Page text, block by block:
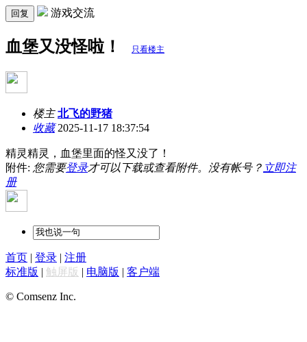
回复 游戏交流
血堡又没怪啦！ 只看楼主
楼主 北飞的野猪
收藏2025-11-17 18:37:54
精灵精灵，血堡里面的怪又没了！
附件: 您需要登录才可以下载或查看附件。没有帐号？ 立即注
册
首页 | 登录 | 注册
标准版 | 触屏版 | 电脑版 | 客户端
© Comsenz Inc.